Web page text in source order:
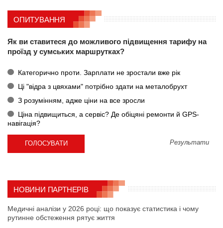
ОПИТУВАННЯ
Як ви ставитеся до можливого підвищення тарифу на
проїзд у сумських маршрутках?
Категорично проти. Зарплати не зростали вже рік
Ці "відра з цвяхами" потрібно здати на металобрухт
З розумінням, адже ціни на все зросли
Ціна підвищиться, а сервіс? Де обіцяні ремонти й GPS-
навігація?
Результати
НОВИНИ ПАРТНЕРІВ
Медичні аналізи у 2026 році: що показує статистика і чому
рутинне обстеження рятує життя